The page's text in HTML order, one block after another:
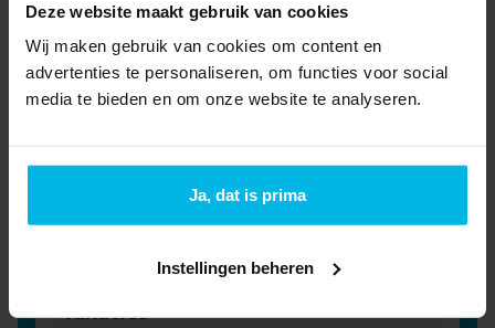
Deze website maakt gebruik van cookies
Wij maken gebruik van cookies om content en
advertenties te personaliseren, om functies voor social
media te bieden en om onze website te analyseren.
Ja, dat is prima
Instellingen beheren
Bedrijfsmakelaar
Jouw zakelijke droom realiseren? Onze
bedrijfsmakelaars denken graag met je mee.
Hypotheekadvies
Onze hypotheekadviseurs zijn je graag van
dienst bij de volgende stap in je leven.
Meer informatie
Taxaties